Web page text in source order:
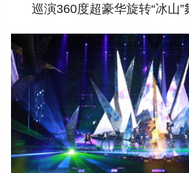
巡演360度超豪华旋转“冰山”